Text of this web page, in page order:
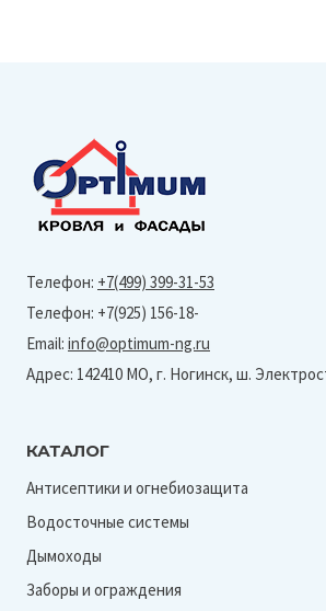
красный)
Телефон: +7(499) 399-31-53
Телефон: +7(925) 156-18-
Email: info@optimum-ng.ru
Адрес: 142410 МО, г. Ногинск, ш.
КАТАЛОГ
Антисептики и огнебиозащита
Водосточные системы
Дымоходы
Заборы и ограждения